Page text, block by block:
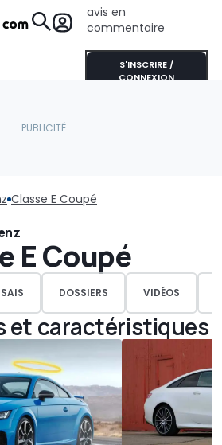
avis en
commentaire
S'INSCRIRE /
CONNEXION
Classe E Coupé
E Coupé
DOSSIERS VIDÉOS
et caractéristiques